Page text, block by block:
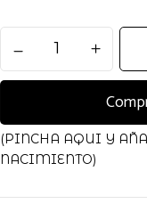
Microndas
Warmy
(PINCHA AQUI Y
NACIMIENTO)